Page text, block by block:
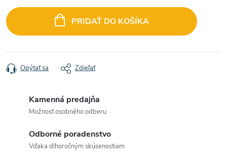
cena:
PRIDAŤ DO KOŠÍKA
Opýtať sa Zdieľať
Kamenná predajňa
Možnosť osobného odberu
Odborné poradenstvo
Vďaka dlhoročným skúsenostiam